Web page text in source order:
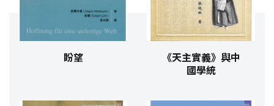
盼望
《天主實義》與中
國學統